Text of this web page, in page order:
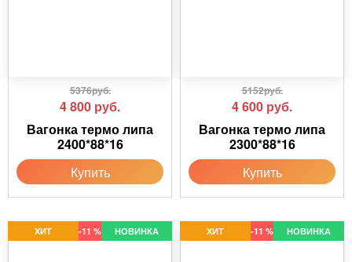
5376руб.
4 800 руб.
Вагонка термо липа
2400*88*16
Купить
5152руб.
4 600 руб.
Вагонка термо липа
2300*88*16
Купить
-11 % НОВИНКА
ХИТ -11 % НОВИНКА
ХИТ